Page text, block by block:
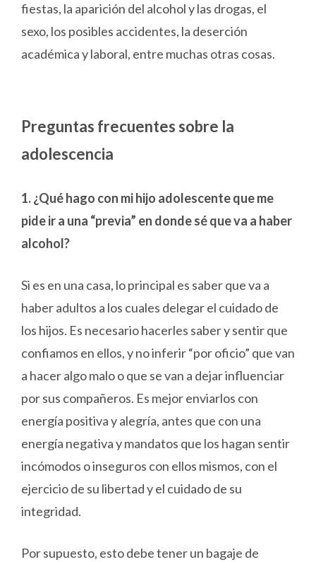
fiestas, la aparición del alcohol y las drogas, el
sexo, los posibles accidentes, la deserción
académica y laboral, entre muchas otras cosas.
Preguntas frecuentes sobre la
adolescencia
1. ¿Qué hago con mi hijo adolescente que me
pide ir a una “previa” en donde sé que va a haber
alcohol?
Si es en una casa, lo principal es saber que va a
haber adultos a los cuales delegar el cuidado de
los hijos. Es necesario hacerles saber y sentir que
confiamos en ellos, y no inferir “por oficio” que van
a hacer algo malo o que se van a dejar influenciar
por sus compañeros. Es mejor enviarlos con
energía positiva y alegría, antes que con una
energía negativa y mandatos que los hagan sentir
incómodos o inseguros con ellos mismos, con el
ejercicio de su libertad y el cuidado de su
integridad.
Por supuesto, esto debe tener un bagaje de